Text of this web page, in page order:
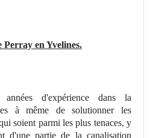
en Yvelines.
années d'expérience dans la
à même desolutionner les
soient parmi les plus tenaces, y
d'une partie de la canalisation